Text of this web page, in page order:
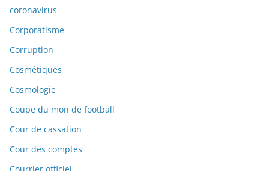
coronavirus
Corporatisme
Corruption
Cosmétiques
Cosmologie
Coupe du mon de football
Cour de cassation
Cour des comptes